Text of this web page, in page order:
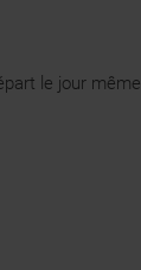
le jour même